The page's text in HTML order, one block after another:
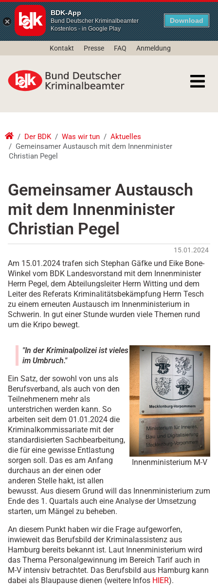
BDK-App
Bund Deutscher Kriminalbeamter
Kostenlos - in Google Play
Download
Kontakt Presse FAQ Anmeldung
Der BDK Was wir tun
Aktuelles
Gemeinsamer Austausch mit dem Innenminister
Christian Pegel
Gemeinsamer Austausch
mit dem Innenminister
Christian Pegel
15.01.2024
Am 15.01.2024 trafen sich Stephan Gäfke und Eike Bone-
Winkel vom BDK Landesvorstand mit dem Innenminister
Herrn Pegel, dem Abteilungsleiter Herrn Witting und dem
Leiter des Referats Kriminalitätsbekämpfung Herrn Tesch
zu einem erneuten Austausch im Innenministerium in
Schwerin. In gut einer Stunde wurden viele Themen rund
um die Kripo bewegt.
Innenministerium M-V
"In der Kriminalpolizei ist vieles
im Umbruch."
Ein Satz, der sowohl von uns als
Berufsverband, als auch von den
Teilnehmenern mehr als
unterstrichen werden kann. So
arbeiten seit dem 01.01.2024 die
Kriminalkommissariate mit der
standardisierten Sachbearbeitung,
die für eine gewisse Entlastung
sorgen soll. Das es am Anfang
durchaus an der einen oder
anderen Stelle hakt, ist allen
bewusst. Aus diesem Grund will das Innenministerium zum
Ende des 1. Quartals auch eine Analyse der Umsetzung
starten, um Mängel zu beheben.
An diesem Punkt haben wir die Frage aufgeworfen,
inwieweit das Berufsbild der Kriminalassistenz aus
Hamburg bereits bekannt ist. Laut Innenministerium wird
das Thema Personalgewinnung im Bereich Tarif auch in
M-V intensiv betrachtet. Das Berufsbild aus Hamburg kann
dabei als Blaupause dienen (weitere Infos HIER).